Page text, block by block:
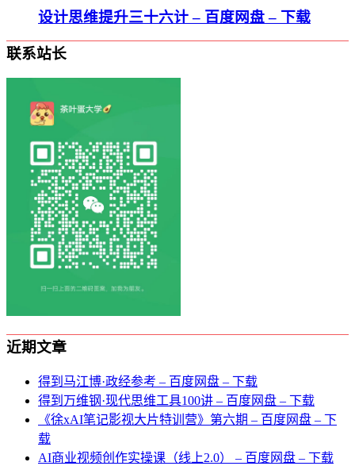
设计思维提升三十六计 – 百度网盘 – 下载
联系站长
近期文章
得到马江博·政经参考 – 百度网盘 – 下载
得到万维钢·现代思维⼯具100讲 – 百度网盘 – 下载
《徐xAI笔记影视大片特训营》第六期 – 百度网盘 – 下
载
AI商业视频创作实操课（线上2.0） – 百度网盘 – 下载